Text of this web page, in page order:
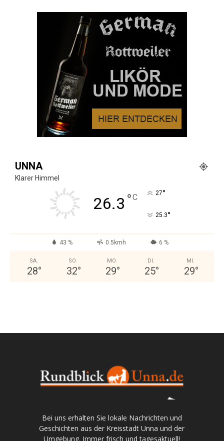
UNNA
Klarer Himmel
26.3 °C 27°
25.3°
43 % 0.5kmh 6 %
SA.
28°
SO.
32°
MO.
29°
DI.
25°
MI.
29°
Bei uns erhalten Sie lokale Nachrichten und
Geschichten aus der Kreisstadt Unna und der
Umgebung. Immer frisch und tagesaktuell!